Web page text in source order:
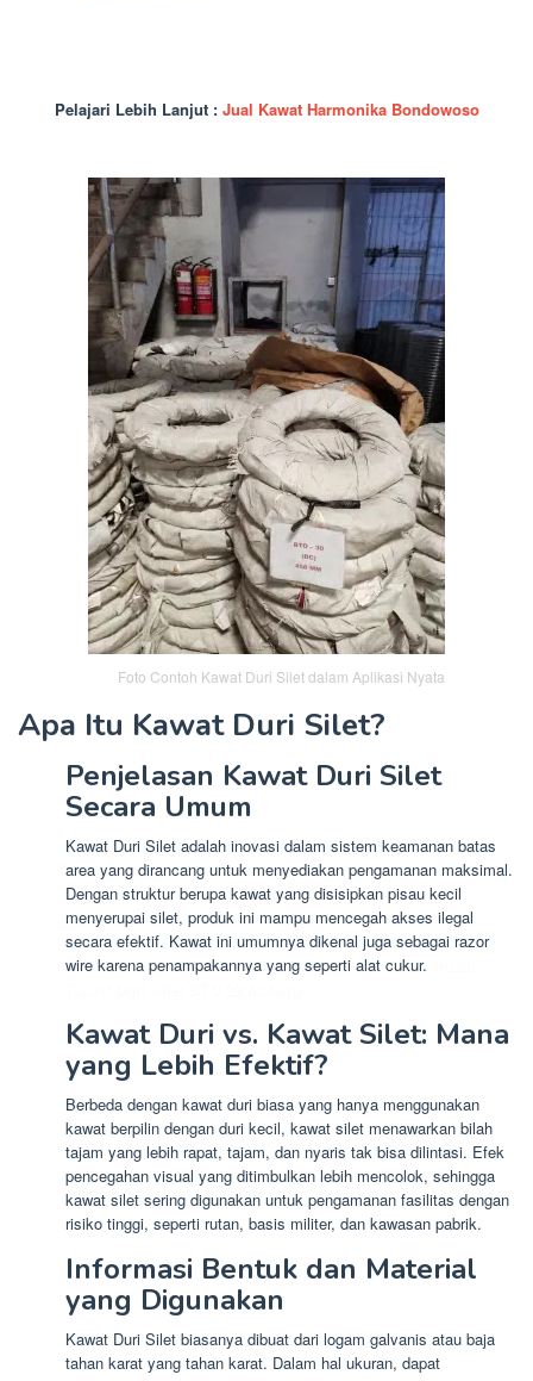
Pelajari Lebih Lanjut : Jual Kawat Harmonika Bondowoso
Foto Contoh Kawat Duri Silet dalam Aplikasi Nyata
Apa Itu Kawat Duri Silet?
Penjelasan Kawat Duri Silet
Secara Umum
Kawat Duri Silet adalah inovasi dalam sistem keamanan batas
area yang dirancang untuk menyediakan pengamanan maksimal.
Dengan struktur berupa kawat yang disisipkan pisau kecil
menyerupai silet, produk ini mampu mencegah akses ilegal
secara efektif. Kawat ini umumnya dikenal juga sebagai razor
wire karena penampakannya yang seperti alat cukur.
Kawat Duri vs. Kawat Silet: Mana
yang Lebih Efektif?
Berbeda dengan kawat duri biasa yang hanya menggunakan
kawat berpilin dengan duri kecil, kawat silet menawarkan bilah
tajam yang lebih rapat, tajam, dan nyaris tak bisa dilintasi. Efek
pencegahan visual yang ditimbulkan lebih mencolok, sehingga
kawat silet sering digunakan untuk pengamanan fasilitas dengan
risiko tinggi, seperti rutan, basis militer, dan kawasan pabrik.
Informasi Bentuk dan Material
yang Digunakan
Kawat Duri Silet biasanya dibuat dari logam galvanis atau baja
tahan karat yang tahan karat. Dalam hal ukuran, dapat